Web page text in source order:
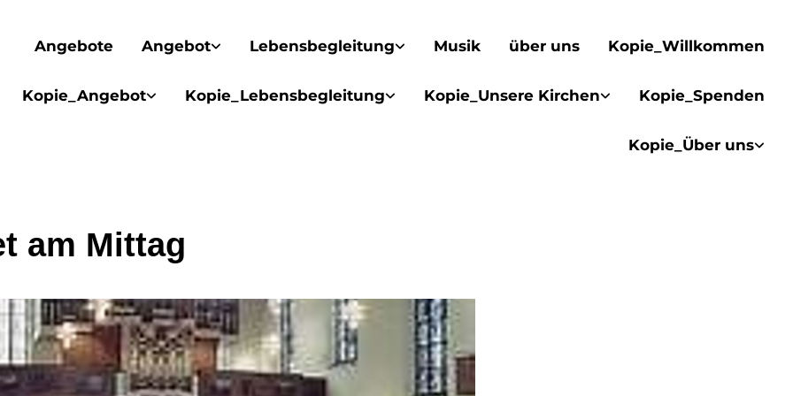
Angebote Angebot Lebensbegleitung Musik über uns Kopie_Willkommen
Kopie_Angebot Kopie_Lebensbegleitung Kopie_Unsere Kirchen Kopie_Spenden
Kopie_Über uns
am Mittag